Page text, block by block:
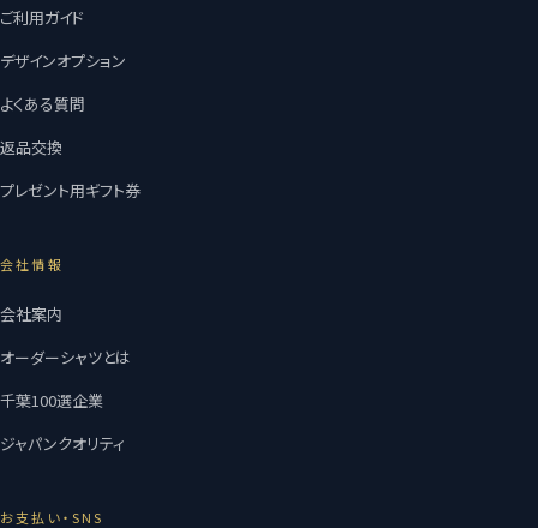
ご利用ガイド
デザインオプション
よくある質問
返品交換
プレゼント用ギフト券
会社情報
会社案内
オーダーシャツとは
千葉100選企業
ジャパンクオリティ
お支払い・SNS